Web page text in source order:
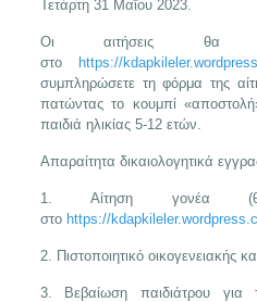
Τετάρτη 31 Μαΐου 2023.
Οι αιτήσεις θα
στο https://
συμπληρώσετε τη φόρμα της
πατώντας το κουμπί
παιδιά ηλικίας 5-12 ετών.
Απαραίτητα δικαιολογητικά
1. Αίτηση γονέα
στο https://
2. Πιστοποιητικό οικογενειακής
3. Βεβαίωση παιδιάτρου για